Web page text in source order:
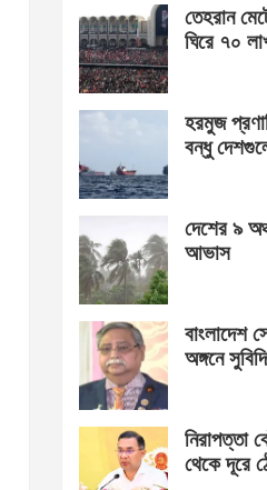
তেহরান
ঘিরে ৭০
হরমুজ
বন্ধু
দেশের ৯
আভাস
বাংলাদেশ
অঙ্গনে
নিরাপত্তা
থেকে দূরে